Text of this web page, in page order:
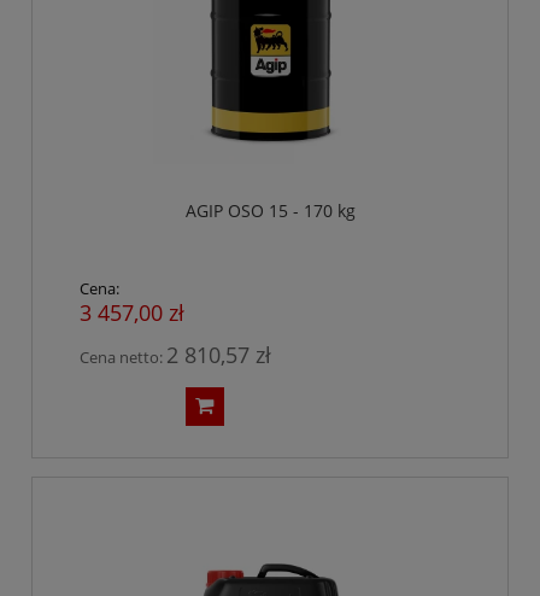
AGIP OSO 15 - 170 kg
Cena:
3 457,00 zł
Cena netto: 2 810,57 zł